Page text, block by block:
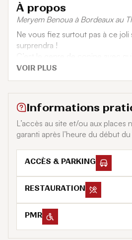
À propos
Meryem Benoua à Bordeaux au
Ne vous fiez surtout pas à ce joli
surprendra !
C’est le genre de copine avec
rires et qui s’en fout
Meryem Benoua impose un
qui lui est propre. Elle est à la fois
pétillante, elle n’en finira pas de
VOIR PLUS
Informations
L’accès au site et/ou aux places
garanti après l’heure du début
ACCÈS & PARKING
RESTAURATION
PMR